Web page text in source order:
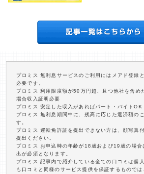
プロミス 無利息サービスのご利用にはメアド登録
必要です。
プロミス 利用限度額が50万円超、且つ他社を含め
場合収入証明必要
プロミス 安定した収入があればパート・バイトOK
プロミス 無利息期間中に、残高に応じた返済額の
す。
プロミス 運転免許証を提出できない方は、顔写真
提出ください。
プロミス お申込時の年齢が18歳および19歳の場合
出が必須となります。
プロミス 記事内で紹介している全ての口コミは個
も口コミと同様のサービス提供を保証するものでは